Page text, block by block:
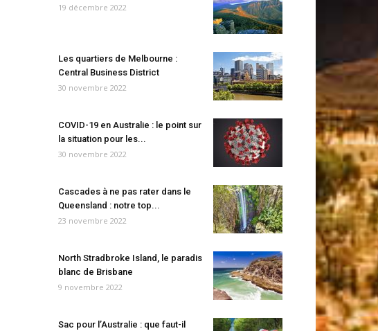
19 décembre 2022
Les quartiers de Melbourne :
Central Business District
30 novembre 2022
COVID-19 en Australie : le point sur
la situation pour les...
30 novembre 2022
Cascades à ne pas rater dans le
Queensland : notre top...
23 novembre 2022
North Stradbroke Island, le paradis
blanc de Brisbane
9 novembre 2022
Sac pour l’Australie : que faut-il